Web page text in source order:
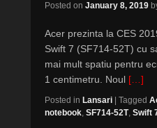
Posted on January 8, 2019
Acer prezinta la CES
Swift 7 (SF714-52T) cu
mai mult spatiu pentru
1 centimetru. Noul […]
Posted in Lansari Tagged
notebook, SF714-52T, Swift